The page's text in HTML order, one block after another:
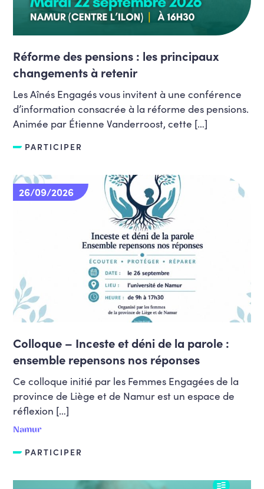
Réforme des pensions : les principaux
changements à retenir
Les Aînés Engagés vous invitent à une conférence
d’information consacrée à la réforme des pensions.
Animée par Étienne Vanderroost, cette […]
PARTICIPER
26/09/2026
Colloque – Inceste et déni de la parole :
ensemble repensons nos réponses
Ce colloque initié par les Femmes Engagées de la
province de Liège et de Namur est un espace de
réflexion […]
Namur
PARTICIPER